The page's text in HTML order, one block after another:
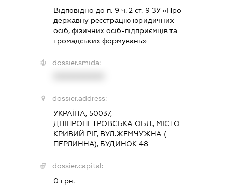
Відповідно до п. 9 ч. 2 ст. 9 ЗУ «Про
державну реєстрацію юридичних
осіб, фізичних осіб-підприємців та
громадських формувань»
dossier.smida:
dossier.address:
УКРАЇНА, 50037,
ДНІПРОПЕТРОВСЬКА ОБЛ., МІСТО
КРИВИЙ РІГ, ВУЛ.ЖЕМЧУЖНА (
ПЕРЛИННА), БУДИНОК 48
dossier.capital:
0 грн.